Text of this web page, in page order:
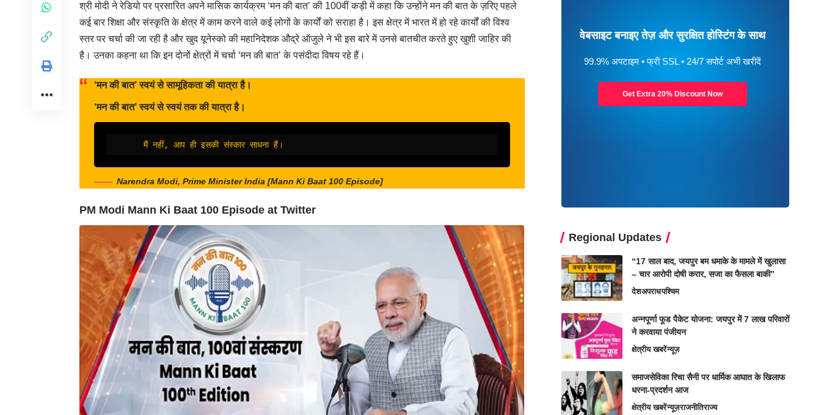
श्री मोदी ने रेडियो पर प्रसारित अपने मासिक कार्यक्रम ‘मन की बात’ की 100वीं कड़ी में कहा कि उन्होंने मन की बात के ज़रिए पहले
कई बार शिक्षा और संस्कृति के क्षेत्र में काम करने वाले कई लोगों के कार्यों को सराहा है। इस क्षेत्र में भारत में हो रहे कार्यों की विश्व
स्तर पर चर्चा की जा रही है और खुद यूनेस्को की महानिदेशक औद्रे ऑजुले ने भी इस बारे में उनसे बातचीत करते हुए खुशी जाहिर की
है। उनका कहना था कि इन दोनों क्षेत्रों में चर्चा ‘मन की बात’ के पसंदीदा विषय रहे हैं।
‘मन की बात’ स्वयं से सामूहिकता की यात्रा है।
‘मन की बात’ स्वयं से स्वयं तक की यात्रा है।
       मैं नहीं, आप ही इसकी संस्कार साधना हैं।
Narendra Modi, Prime Minister India [Mann Ki Baat 100 Episode]
PM Modi Mann Ki Baat 100 Episode at Twitter
वेबसाइट बनाइए तेज़ और सुरक्षित होस्टिंग के साथ
99.9% अपटाइम • फ्री SSL • 24/7 सपोर्ट अभी खरीदें
Get Extra 20% Discount Now
Regional Updates
“17 साल बाद, जयपुर बम धमाके के मामले में खुलासा
– चार आरोपी दोषी करार, सजा का फैसला बाकी”
देशअपराधपश्चिम
अन्नपूर्णा फूड पैकेट योजना: जयपुर में 7 लाख परिवारों
ने करवाया पंजीयन
क्षेत्रीय खबरेंन्यूज़
समाजसेविका रिचा सैनी पर धार्मिक आघात के खिलाफ
धरना-प्रदर्शन आज
क्षेत्रीय खबरेंन्यूज़राजनीतिराज्य